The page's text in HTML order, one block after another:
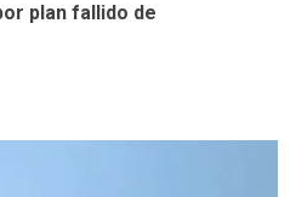
plan fallido de